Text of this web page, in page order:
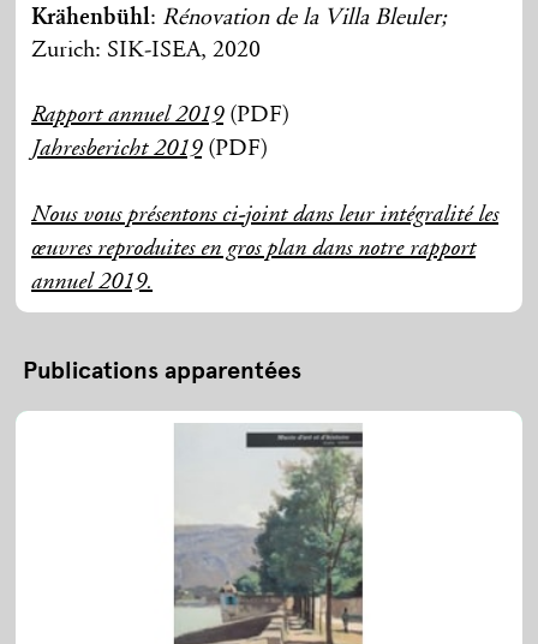
Krähenbühl: Rénovation de la Villa Bleuler;
Zurich: SIK-ISEA, 2020
Rapport annuel 2019(PDF)
Jahresbericht 2019(PDF)
Nous vous présentons ci-joint dans leur intégralité les
œuvres reproduites en gros plan dans notre rapport
annuel 2019.
Publications apparentées